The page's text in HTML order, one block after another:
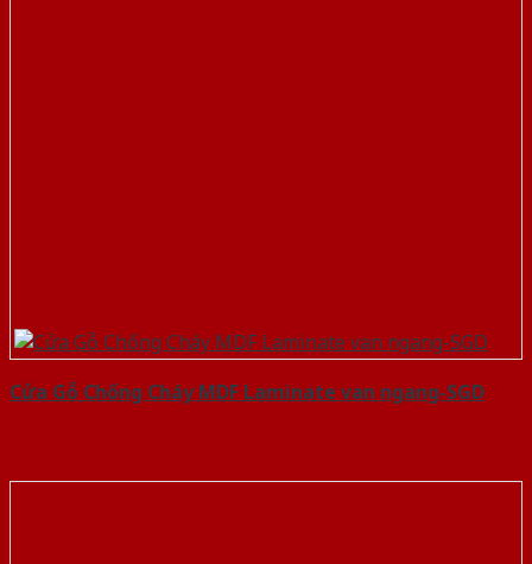
Cửa Gỗ Chống Cháy MDF Laminate van ngang-SGD